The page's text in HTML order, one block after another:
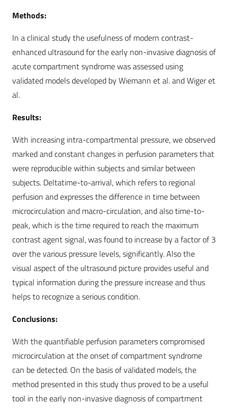
Methods:
In a clinical study the usefulness of modern contrast-
enhanced ultrasound for the early non-invasive diagnosis of
acute compartment syndrome was assessed using
validated models developed by Wiemann et al. and Wiger et
al.
Results:
With increasing intra-compartmental pressure, we observed
marked and constant changes in perfusion parameters that
were reproducible within subjects and similar between
subjects. Deltatime-to-arrival, which refers to regional
perfusion and expresses the difference in time between
microcirculation and macro-circulation, and also time-to-
peak, which is the time required to reach the maximum
contrast agent signal, was found to increase by a factor of 3
over the various pressure levels, significantly. Also the
visual aspect of the ultrasound picture provides useful and
typical information during the pressure increase and thus
helps to recognize a serious condition.
Conclusions:
With the quantifiable perfusion parameters compromised
microcirculation at the onset of compartment syndrome
can be detected. On the basis of validated models, the
method presented in this study thus proved to be a useful
tool in the early non-invasive diagnosis of compartment